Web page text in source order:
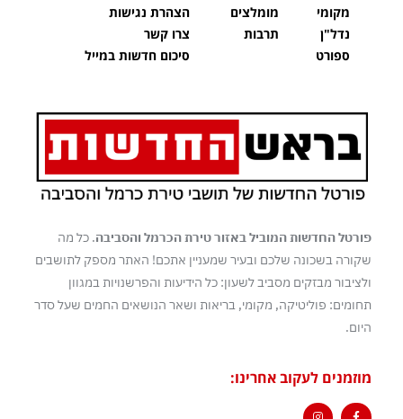
מקומי
נדל"ן
ספורט
מומלצים
תרבות
הצהרת נגישות
צרו קשר
סיכום חדשות במייל
פורטל החדשות המוביל באזור טירת הכרמל והסביבה. כל מה
שקורה בשכונה שלכם ובעיר שמעניין אתכם! האתר מספק לתושבים
ולציבור מבזקים מסביב לשעון: כל הידיעות והפרשנויות במגוון
תחומים: פוליטיקה, מקומי, בריאות ושאר הנושאים החמים שעל סדר
היום.
מוזמנים לעקוב אחרינו: